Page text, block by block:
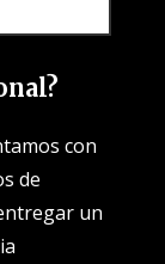
con
de
un